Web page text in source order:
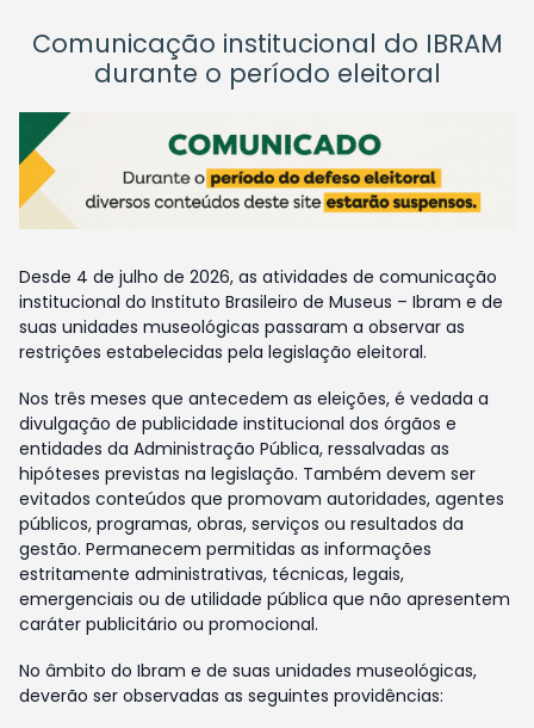
Comunicação institucional do IBRAM
durante o período eleitoral
Desde 4 de julho de 2026, as atividades de comunicação
institucional do Instituto Brasileiro de Museus – Ibram e de
suas unidades museológicas passaram a observar as
restrições estabelecidas pela legislação eleitoral.
Nos três meses que antecedem as eleições, é vedada a
divulgação de publicidade institucional dos órgãos e
entidades da Administração Pública, ressalvadas as
hipóteses previstas na legislação. Também devem ser
evitados conteúdos que promovam autoridades, agentes
públicos, programas, obras, serviços ou resultados da
gestão. Permanecem permitidas as informações
estritamente administrativas, técnicas, legais,
emergenciais ou de utilidade pública que não apresentem
caráter publicitário ou promocional.
No âmbito do Ibram e de suas unidades museológicas,
deverão ser observadas as seguintes providências: